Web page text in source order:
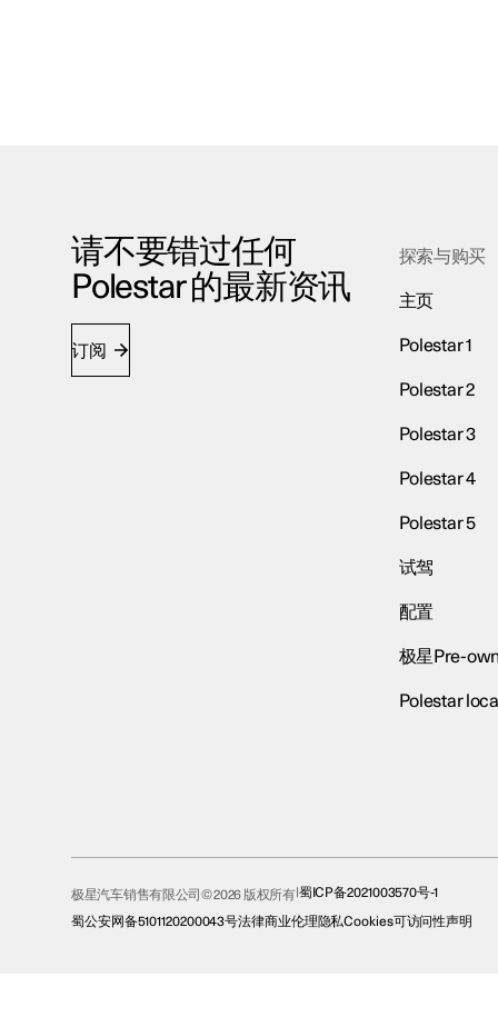
请不要错过任何
Polestar 的最新资讯
订阅
探索与购买
主页
Polestar 1
Polestar 2
Polestar 3
Polestar 4
Polestar 5
试驾
配置
极星Pre-
Polestar
极星汽车销售有限公司© 2026 版权所有 蜀ICP备2021003570号-1
蜀公安网备5101120200043号法律商业伦理隐私Cookies可访问性声明